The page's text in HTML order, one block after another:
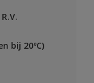
bij 20ºC)